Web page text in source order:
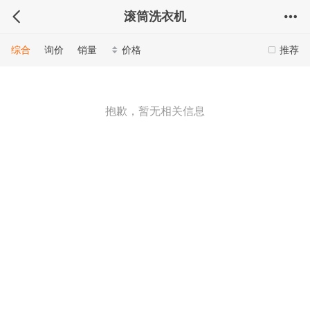
滚筒洗衣机
推荐
综合 询价 销量 价格
抱歉，暂无相关信息